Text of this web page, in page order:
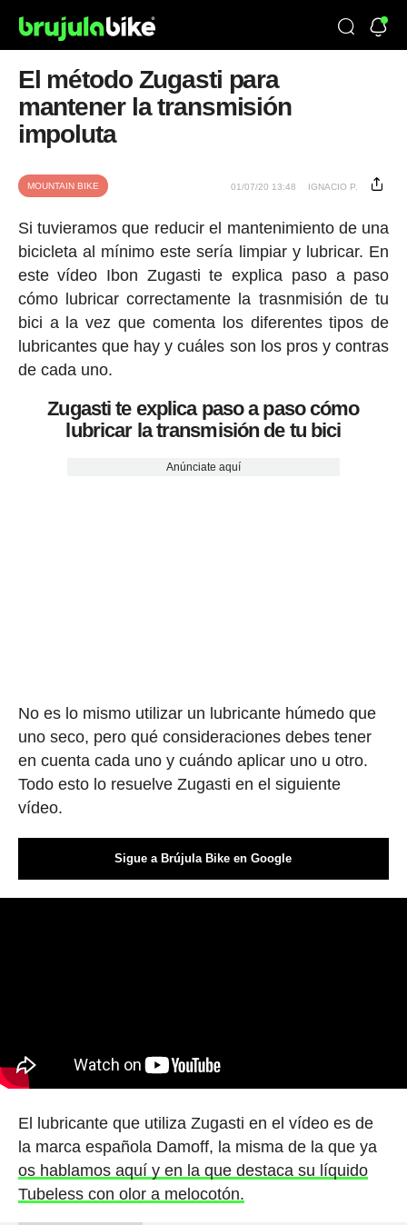
El método Zugasti para
mantener la transmisión
impoluta
MOUNTAIN BIKE 01/07/20 13:48 IGNACIO P.
Si tuvieramos que reducir el mantenimiento de una
bicicleta al mínimo este sería limpiar y lubricar. En
este vídeo Ibon Zugasti te explica paso a paso
cómo lubricar correctamente la trasnmisión de tu
bici a la vez que comenta los diferentes tipos de
lubricantes que hay y cuáles son los pros y contras
de cada uno.
Zugasti te explica paso a paso cómo
lubricar la transmisión de tu bici
Anúnciate aquí
No es lo mismo utilizar un lubricante húmedo que
uno seco, pero qué consideraciones debes tener
en cuenta cada uno y cuándo aplicar uno u otro.
Todo esto lo resuelve Zugasti en el siguiente
vídeo.
Sigue a Brújula Bike en Google
El lubricante que utiliza Zugasti en el vídeo es de
la marca española Damoff, la misma de la que ya
os hablamos aquí y en la que destaca su líquido
Tubeless con olor a melocotón.